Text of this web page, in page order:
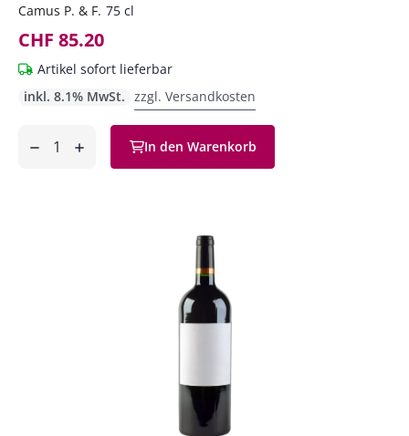
Camus P. & F. 75 cl
CHF 85.20
Artikel sofort lieferbar
inkl. 8.1% MwSt. zzgl. Versandkosten
In den Warenkorb